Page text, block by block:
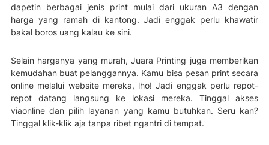
dapetin berbagai jenis print mulai dari ukuran A3 dengan
harga yang ramah di kantong. Jadi enggak perlu khawatir
bakal boros uang kalau ke sini.
Selain harganya yang murah, Juara Printing juga memberikan
kemudahan buat pelanggannya. Kamu bisa pesan print secara
online melalui website mereka, lho! Jadi enggak perlu repot-
repot datang langsung ke lokasi mereka. Tinggal akses
viaonline dan pilih layanan yang kamu butuhkan. Seru kan?
Tinggal klik-klik aja tanpa ribet ngantri di tempat.